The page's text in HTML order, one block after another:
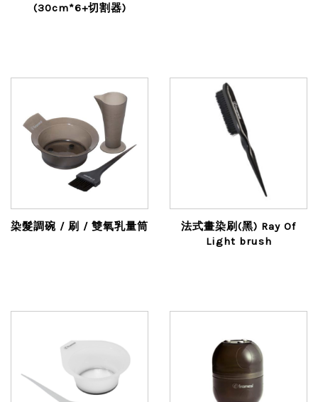
(30cm*6+切割器)
染髮調碗 / 刷 / 雙氧乳量筒
法式畫染刷(黑) Ray Of
Light brush